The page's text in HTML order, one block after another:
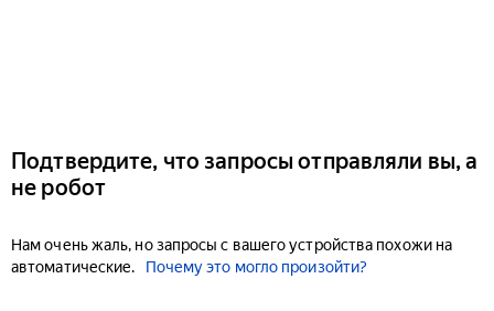
Подтвердите, что запросы отправляли вы, а
не робот
Нам очень жаль, но запросы с вашего устройства похожи на
автоматические.
Почему это могло произойти?